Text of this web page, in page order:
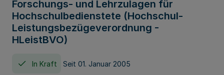
Forschungs- und Lehrzulagen für
Hochschulbedienstete (Hochschul-
Leistungsbezügeverordnung -
HLeistBVO)
In Kraft Seit 01. Januar 2005